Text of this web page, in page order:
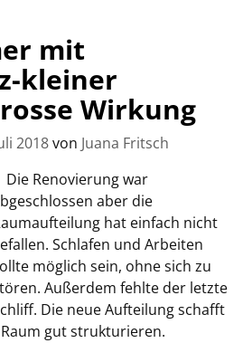
mit
kleiner
Wirkung
2018von Juana Fritsch
Die Renovierung war
aber die
hat einfach nicht
Schlafen und Arbeiten
möglich sein, ohne sich zu
Außerdem fehlte der letzte
Die neue Aufteilung schafft
gut strukturieren.